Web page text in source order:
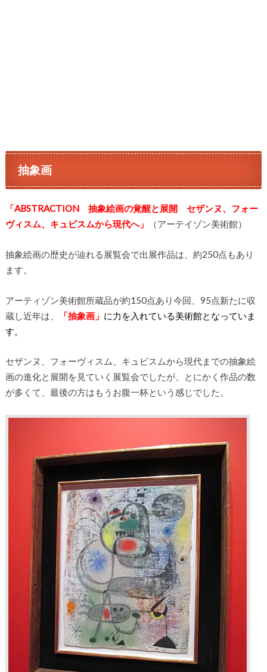
抽象画
「ABSTRACTION 抽象絵画の覚醒と展開 セザンヌ、フォー
ヴィスム、キュビスムから現代へ」
（アーテイゾン美術館）
抽象絵画の歴史が辿れる展覧会で出展作品は、約250点もあり
ます。
アーティゾン美術館所蔵品が約150点あり今回、95点新たに収
蔵し近年は、
「抽象画」 に力を入れている美術館となっていま
す。
セザンヌ、フォーヴィスム、キュビスムから現代までの抽象絵
画の進化と展開を見ていく展覧会でしたが、とにかく作品の数
が多くて、最後の方はもうお腹一杯という感じでした。